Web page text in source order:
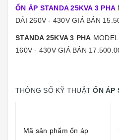
ỔN ÁP STANDA 25KVA 3 PHA
DẢI 260V - 430V GIÁ BÁN
STANDA 25KVA 3 PHA
160V - 430V GIÁ BÁN
THÔNG SỐ KỸ THUẬTỔN ÁP
Mã sản phẩm ổn áp